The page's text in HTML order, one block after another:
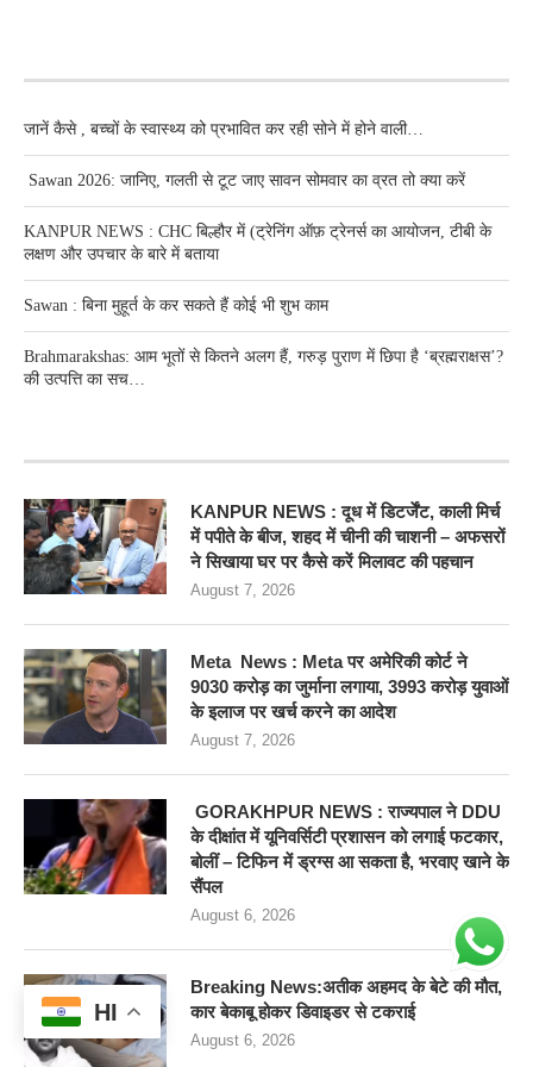
जानें कैसे , बच्चों के स्वास्थ्य को प्रभावित कर रही सोने में होने वाली…
Sawan 2026: जानिए, गलती से टूट जाए सावन सोमवार का व्रत तो क्या करें
KANPUR NEWS : CHC बिल्हौर में (ट्रेनिंग ऑफ़ ट्रेनर्स का आयोजन, टीबी के
लक्षण और उपचार के बारे में बताया
Sawan : बिना मुहूर्त के कर सकते हैं कोई भी शुभ काम
Brahmarakshas: आम भूतों से कितने अलग हैं, गरुड़ पुराण में छिपा है ‘ब्रह्मराक्षस’?
की उत्पत्ति का सच…
KANPUR NEWS : दूध में डिटर्जेंट, काली मिर्च
में पपीते के बीज, शहद में चीनी की चाशनी – अफसरों
ने सिखाया घर पर कैसे करें मिलावट की पहचान
August 7, 2026
Meta News : Meta पर अमेरिकी कोर्ट ने
9030 करोड़ का जुर्माना लगाया, 3993 करोड़ युवाओं
के इलाज पर खर्च करने का आदेश
August 7, 2026
GORAKHPUR NEWS : राज्यपाल ने DDU
के दीक्षांत में यूनिवर्सिटी प्रशासन को लगाई फटकार,
बोलीं – टिफिन में ड्रग्स आ सकता है, भरवाए खाने के
सैंपल
August 6, 2026
Breaking News:अतीक अहमद के बेटे की मौत,
कार बेकाबू होकर डिवाइडर से टकराई
August 6, 2026
HI